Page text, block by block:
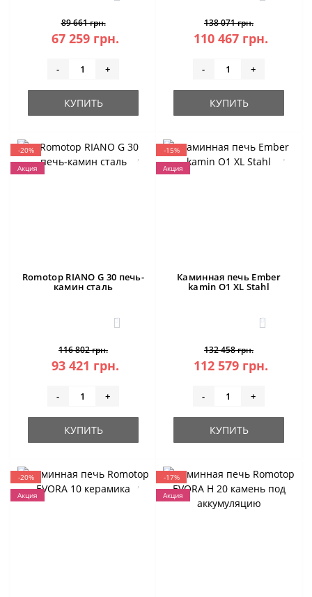
89 661 грн.
67 259 грн.
- +
КУПИТЬ
138 071 грн.
110 467 грн.
- +
КУПИТЬ
-20%
Акция
Romotop RIANO G 30 печь-
камин сталь
3
116 802 грн.
93 421 грн.
- +
КУПИТЬ
-15%
Акция
Каминная печь Ember
kamin O1 XL Stahl
0
132 458 грн.
112 579 грн.
- +
КУПИТЬ
-20%
Акция
-17%
Акция